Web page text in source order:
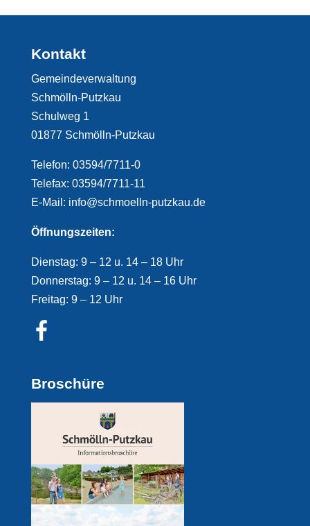
Kontakt
Gemeindeverwaltung
Schmölln-Putzkau
Schulweg 1
01877 Schmölln-Putzkau
Telefon: 03594/7711-0
Telefax: 03594/7711-11
E-Mail: info@schmoelln-putzkau.de
Öffnungszeiten:
Dienstag: 9 – 12 u. 14 – 18 Uhr
Donnerstag: 9 – 12 u. 14 – 16 Uhr
Freitag: 9 – 12 Uhr
Broschüre